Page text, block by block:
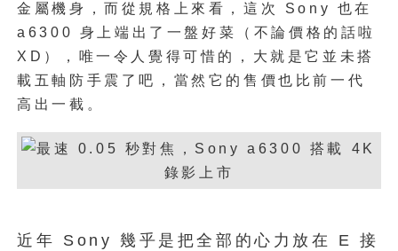
金屬機身，而從規格上來看，這次 Sony 也在
a6300 身上端出了一盤好菜（不論價格的話啦
XD），唯一令人覺得可惜的，大就是它並未搭
載五軸防手震了吧，當然它的售價也比前一代
高出一截。
近年 Sony 幾乎是把全部的心力放在 E 接